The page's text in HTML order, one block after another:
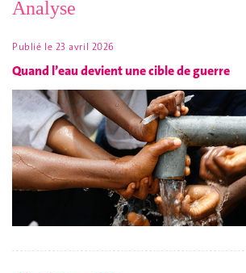
Analyse
Publié le 23 avril 2026
Quand l’eau devient une cible de guerre